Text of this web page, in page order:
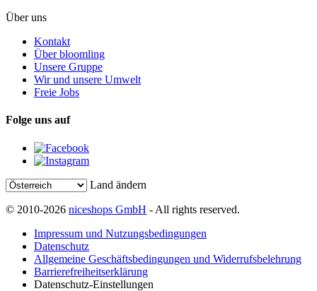
Über uns
Kontakt
Über bloomling
Unsere Gruppe
Wir und unsere Umwelt
Freie Jobs
Folge uns auf
Land ändern
© 2010-2026 niceshops GmbH - All rights reserved.
Impressum und Nutzungsbedingungen
Datenschutz
Allgemeine Geschäftsbedingungen und Widerrufsbelehrung
Barrierefreiheitserklärung
Datenschutz-Einstellungen